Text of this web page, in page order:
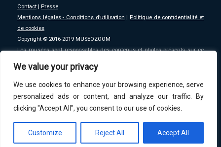
We value your privacy
We use cookies to enhance your browsing experience, serve
personalized ads or content, and analyze our traffic. By
clicking "Accept All", you consent to our use of cookies.
Customize Reject All Accept All
Contact | Presse
Mentions légales - Conditions d’utilisation | Politique de confidentialité et
de cookies
Copyright © 2016-2019 MUSEOZOOM
Les musées sont responsables des contenus et photos présents sur ce
An initative ofMSW.